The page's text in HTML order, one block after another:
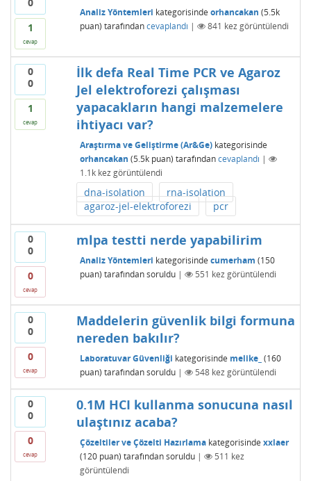
1
cevap
Analiz Yöntemleri kategorisinde orhancakan (5.5k
puan) tarafından cevaplandı | 841 kez görüntülendi
0
0
1
cevap
İlk defa Real Time PCR ve Agaroz
Jel elektroforezi çalışması
yapacakların hangi malzemelere
ihtiyacı var?
Araştırma ve Geliştirme (Ar&Ge)kategorisinde
orhancakan (5.5kpuan) tarafından cevaplandı |
1.1kkez görüntülendi
dna-isolation
rna-isolation
agaroz-jel-elektroforezi
pcr
0
0
0
cevap
mlpa testti nerde yapabilirim
Analiz Yöntemleri kategorisinde cumerham (150
puan) tarafından soruldu | 551 kez görüntülendi
0
0
0
cevap
Maddelerin güvenlik bilgi formuna
nereden bakılır?
Laboratuvar Güvenliği kategorisinde melike_ (160
puan) tarafından soruldu | 548kez görüntülendi
0
0
0
cevap
0.1M HCI kullanma sonucuna nasıl
ulaştınız acaba?
Çözeltiler ve Çözelti Hazırlamakategorisinde xxlaer
(120puan) tarafından soruldu | 511 kez
görüntülendi